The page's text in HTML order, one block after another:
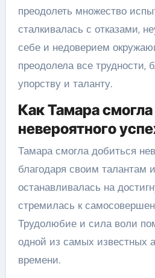
преодолеть множество
сталкивалась с отказами,
себе и недоверием
преодолела все трудности,
упорству и таланту.
Как Тамара
невероятного
Тамара смогла добиться
благодаря своим талантам
останавливалась на
стремилась к
Трудолюбие и сила воли
одной из самых известных
времени.